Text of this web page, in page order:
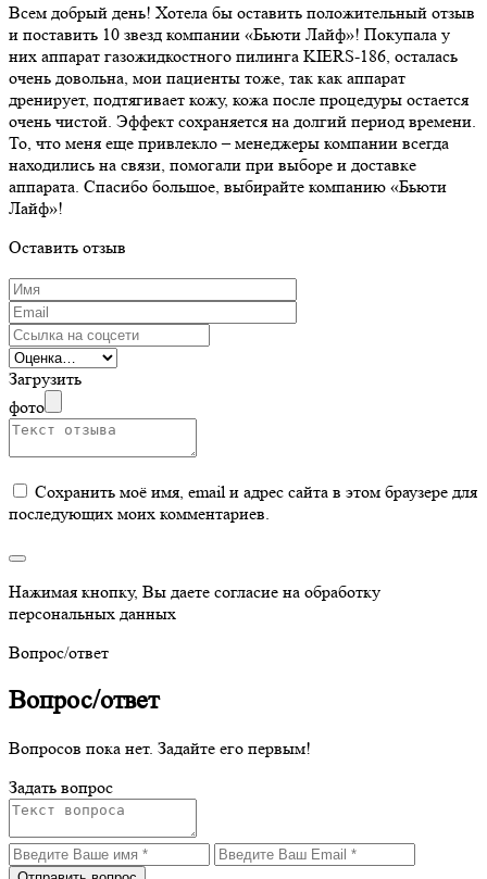
Всем добрый день! Хотела бы оставить положительный отзыв
и поставить 10 звезд компании «Бьюти Лайф»! Покупала у
них аппарат газожидкостного пилинга KIERS-186, осталась
очень довольна, мои пациенты тоже, так как аппарат
дренирует, подтягивает кожу, кожа после процедуры остается
очень чистой. Эффект сохраняется на долгий период времени.
То, что меня еще привлекло – менеджеры компании всегда
находились на связи, помогали при выборе и доставке
аппарата. Спасибо большое, выбирайте компанию «Бьюти
Лайф»!
Оставить отзыв
Загрузить
фото
Сохранить моё имя, email и адрес сайта в этом браузере для
последующих моих комментариев.
Нажимая кнопку, Вы даете согласие на обработку
персональных данных
Вопрос/ответ
Вопрос/ответ
Вопросов пока нет. Задайте его первым!
Задать вопрос